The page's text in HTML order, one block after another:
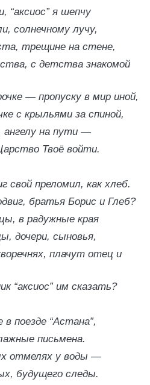
“аксиос” я шепчу
солнечному лучу,
трещине на стене,
с детства знакомой
— пропуску в мир иной,
с крыльями за спиной,
ангелу на пути —
Твоё войти.
свой преломил, как хлеб.
братья Борис и Глеб?
в радужные края
дочери, сыновья,
плачут отец и
“аксиос” им сказать?
поезде “Астана”,
письмена.
отмелях у воды —
будущего следы.